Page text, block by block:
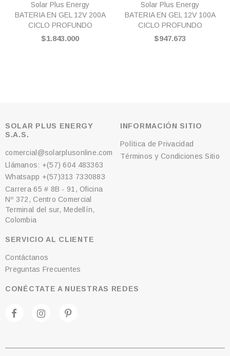
Solar Plus Energy
BATERIA EN GEL 12V 200A
CICLO PROFUNDO
$1.843.000
Solar Plus Energy
BATERIA EN GEL 12V 100A
CICLO PROFUNDO
$947.673
SOLAR PLUS ENERGY
S.A.S.
comercial@solarplusonline.com
Llámanos: +(57) 604 483363
Whatsapp +(57)313 7330883
Carrera 65 # 8B - 91, Oficina
Nº 372, Centro Comercial
Terminal del sur, Medellín,
Colombia
INFORMACIÓN SITIO
Política de Privacidad
Términos y Condiciones Sitio
SERVICIO AL CLIENTE
Contáctanos
Preguntas Frecuentes
CONÉCTATE A NUESTRAS REDES